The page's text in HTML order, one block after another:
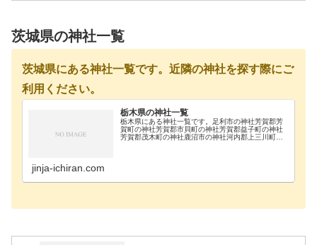
茨城県の神社一覧
茨城県にある神社一覧です。近隣の神社を探す際にご
利用ください。
栃木県の神社一覧
栃木県にある神社一覧です。足利市の神社芳賀郡芳
賀町の神社芳賀郡市貝町の神社芳賀郡益子町の神社
芳賀郡茂木町の神社鹿沼市の神社河内郡上三川町の
jinja-ichiran.com